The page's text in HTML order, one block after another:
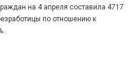
на 4 апреля составила 4717
по отношению к